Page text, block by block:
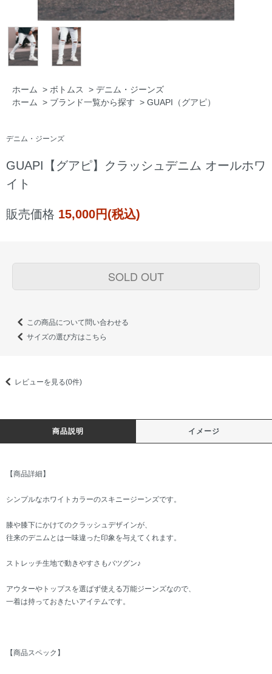
ホーム > ボトムス > デニム・ジーンズ
ホーム
> ブランド一覧から探す > GUAPI（グアピ）
デニム・ジーンズ
GUAPI【グアピ】クラッシュデニム オールホワ
イト
販売価格 15,000円(税込)
SOLD OUT
この商品について問い合わせる
サイズの選び方はこちら
レビューを見る(0件)
商品説明 イメージ
【商品詳細】
シンプルなホワイトカラーのスキニージーンズです。
膝や膝下にかけてのクラッシュデザインが、
往来のデニムとは一味違った印象を与えてくれます。
ストレッチ生地で動きやすさもバツグン♪
アウターやトップスを選ばず使える万能ジーンズなので、
一着は持っておきたいアイテムです。
【商品スペック】